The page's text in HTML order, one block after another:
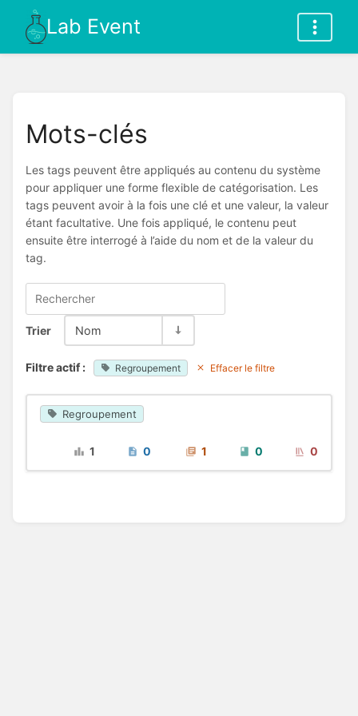
Lab Event
Mots-clés
Les tags peuvent être appliqués au contenu du système
pour appliquer une forme flexible de catégorisation. Les
tags peuvent avoir à la fois une clé et une valeur, la valeur
étant facultative. Une fois appliqué, le contenu peut
ensuite être interrogé à l’aide du nom et de la valeur du
tag.
Trier Nom
Filtre actif : Regroupement Effacer le filtre
Regroupement
1 0 1 0 0